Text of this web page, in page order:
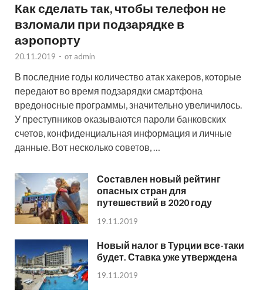
Как сделать так, чтобы телефон не
взломали при подзарядке в
аэропорту
20.11.2019 - от admin
В последние годы количество атак хакеров, которые
передают во время подзарядки смартфона
вредоносные программы, значительно увеличилось.
У преступников оказываются пароли банковских
счетов, конфиденциальная информация и личные
данные. Вот несколько советов, …
Составлен новый рейтинг
опасных стран для
путешествий в 2020 году
19.11.2019
Новый налог в Турции все-таки
будет. Ставка уже утверждена
19.11.2019